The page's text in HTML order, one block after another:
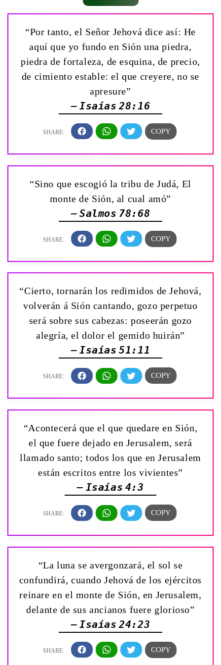
“Por tanto, el Señor Jehová dice así: He
aquí que yo fundo en Sión una piedra,
piedra de fortaleza, de esquina, de precio,
de cimiento estable: el que creyere, no se
apresure”
— Isaías 28:16
“Sino que escogió la tribu de Judá, El
monte de Sión, al cual amó”
— Salmos 78:68
“Cierto, tornarán los redimidos de Jehová,
volverán á Sión cantando, gozo perpetuo
será sobre sus cabezas: poseerán gozo
alegría, el dolor el gemido huirán”
— Isaías 51:11
“Acontecerá que el que quedare en Sión,
el que fuere dejado en Jerusalem, será
llamado santo; todos los que en Jerusalem
están escritos entre los vivientes”
— Isaías 4:3
“La luna se avergonzará, el sol se
confundirá, cuando Jehová de los ejércitos
reinare en el monte de Sión, en Jerusalem,
delante de sus ancianos fuere glorioso”
— Isaías 24:23